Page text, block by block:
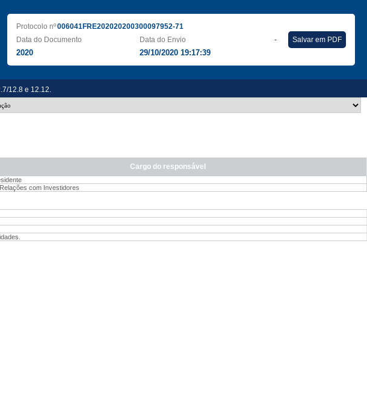
Protocolo nº006041FRE202020200300097952-71
Data do Documento
2020
Data do Envio
29/10/2020 19:17:39
- Salvar em PDF
12.8 e 12.12.